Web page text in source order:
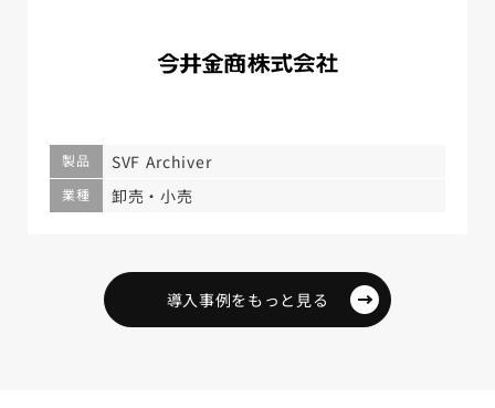
製品 SVF Archiver
業種 卸売・小売
導入事例をもっと見る